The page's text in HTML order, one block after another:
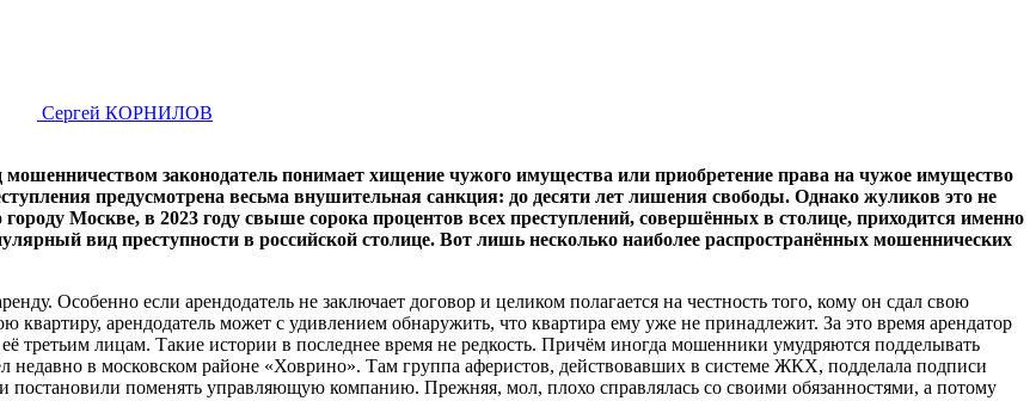
Сергей КОРНИЛОВ
законодатель понимает хищение чужого имущества или приобретение права на чужое имущество
предусмотрена весьма внушительная санкция: до десяти лет лишения свободы. Однако жуликов это не
Москве, в 2023 году свыше сорока процентов всех преступлений, совершённых в столице, приходится именно
вид преступности в российской столице. Вот лишь несколько наиболее распространённых мошеннических
Особенно если арендодатель не заключает договор и целиком полагается на честность того, кому он сдал свою
арендодатель может с удивлением обнаружить, что квартира ему уже не принадлежит. За это время арендатор
третьим лицам. Такие истории в последнее время не редкость. Причём иногда мошенники умудряются подделывать
в московском районе «Ховрино». Там группа аферистов, действовавших в системе ЖКХ, подделала подписи
поменять управляющую компанию. Прежняя, мол, плохо справлялась со своими обязанностями, а потому